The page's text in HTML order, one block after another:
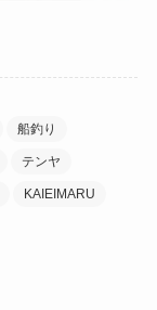
船釣り
テンヤ
KAIEIMARU